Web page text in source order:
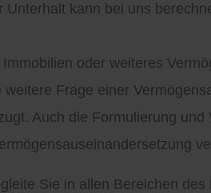
Unterhalt kann bei uns
oder weiteres
weitere Frage einer
Auch die Formulierung
Sie in allen Bereichen